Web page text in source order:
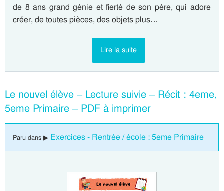
de 8 ans grand génie et fierté de son père, qui adore
créer, de toutes pièces, des objets plus…
Lire la suite
Le nouvel élève – Lecture suivie – Récit : 4eme,
5eme Primaire – PDF à imprimer
Paru dans ▶ Exercices - Rentrée / école : 5eme Primaire